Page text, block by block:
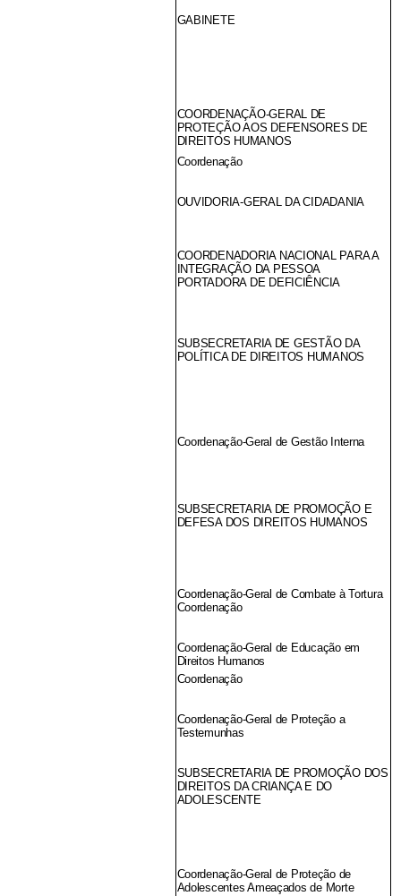
GABINETE
COORDENAÇÃO-GERAL DE
PROTEÇÃO AOS DEFENSORES DE
DIREITOS HUMANOS
Coordenação
OUVIDORIA-GERAL DA CIDADANIA
COORDENADORIA NACIONAL PARA A
INTEGRAÇÃO DA PESSOA
PORTADORA DE DEFICIÊNCIA
SUBSECRETARIA DE GESTÃO DA
POLÍTICA DE DIREITOS HUMANOS
Coordenação-Geral de Gestão Interna
SUBSECRETARIA DE PROMOÇÃO E
DEFESA DOS DIREITOS HUMANOS
Coordenação-Geral de Combate à Tortura
Coordenação
Coordenação-Geral de Educação em
Direitos Humanos
Coordenação
Coordenação-Geral de Proteção a
Testemunhas
SUBSECRETARIA DE PROMOÇÃO DOS
DIREITOS DA CRIANÇA E DO
ADOLESCENTE
Coordenação-Geral de Proteção de
Adolescentes Ameaçados de Morte